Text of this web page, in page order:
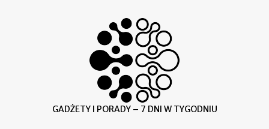
GADŻETY I PORADY – 7 DNI W TYGODNIU